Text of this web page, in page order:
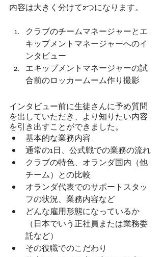
内容は大きく分けて2つになります。
クラブのチームマネージャーとエ
キップメントマネージャーへのイ
ンタビュー
エキップメントマネージャーの試
合前のロッカームーム作り撮影
インタビュー前に生徒さんに予め質問
を出していただき、より知りたい内容
を引き出すことができました。
基本的な業務内容
通常の1日、公式戦での業務の流れ
クラブの特色、オランダ国内（他
チーム）との比較
オランダ代表でのサポートスタッ
フの状況、業務内容など
どんな雇用形態になっているか
（日本でいう正社員または業務委
託など）
その役職でのこだわり